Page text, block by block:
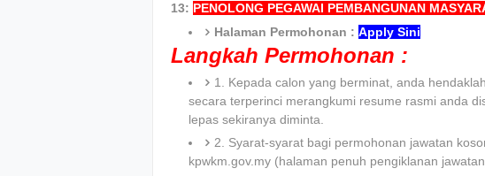
13: PENOLONG PEGAWAI PEMBANGUNAN
Halaman Permohonan : Apply Sini
Langkah Permohonan :
1. Kepada calon yang berminat, anda
secara terperinci merangkumi resume rasmi anda
lepas sekiranya diminta.
2. Syarat-syarat bagi permohonan jawatan
kpwkm.gov.my (halaman penuh pengiklanan